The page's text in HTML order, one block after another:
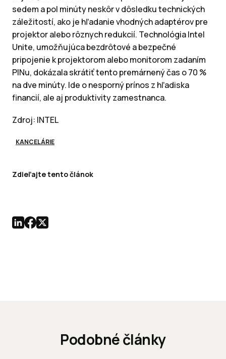
sedem a pol minúty neskôr v dôsledku technických
záležitostí, ako je hľadanie vhodných adaptérov pre
projektor alebo rôznych redukcií. Technológia Intel
Unite, umožňujúca bezdrôtové a bezpečné
pripojenie k projektorom alebo monitorom zadaním
PINu, dokázala skrátiť tento premárnený čas o 70 %
na dve minúty. Ide o nesporný prínos z hľadiska
financií, ale aj produktivity zamestnanca.
Zdroj: INTEL
KANCELÁRIE
Zdieľajte tento článok
Podobné články